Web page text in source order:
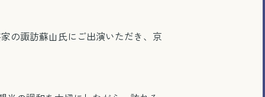
の諏訪蘇山氏にご出演いただき、京